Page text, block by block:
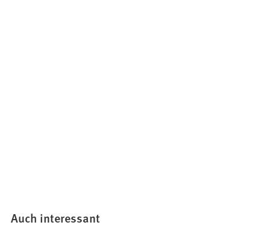
Auch interessant